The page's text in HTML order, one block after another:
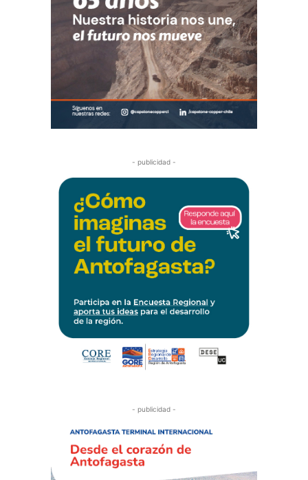
- publicidad -
- publicidad -